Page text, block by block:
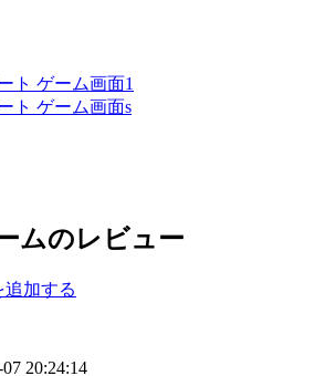
ムのレビュー
追加する
20:24:14